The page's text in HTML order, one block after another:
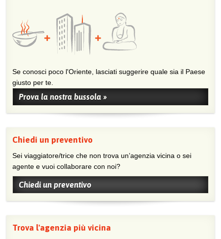
Se conosci poco l'Oriente, lasciati suggerire quale sia il Paese
giusto per te.
Prova la nostra bussola »
Chiedi un preventivo
Sei viaggiatore/trice che non trova un’agenzia vicina o sei
agente e vuoi collaborare con noi?
Chiedi un preventivo
Trova l'agenzia più vicina